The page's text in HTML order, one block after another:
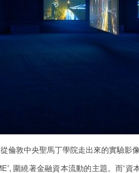
倫敦中央聖馬丁學院走出來的實驗影
圍繞著金融資本流動的主題。而‘